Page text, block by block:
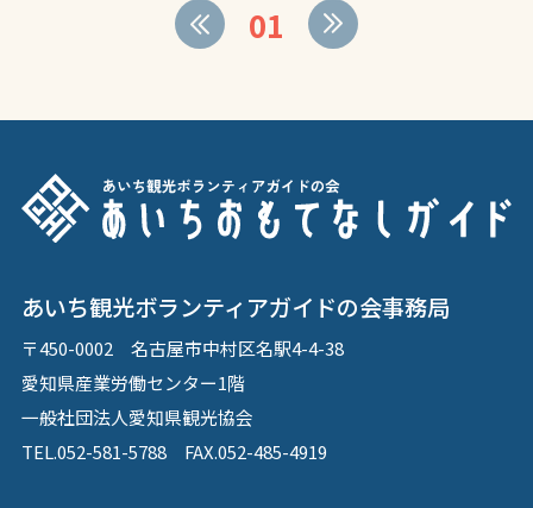
01
あいち観光ボランティアガイドの会事務局
〒450-0002 名古屋市中村区名駅4-4-38
愛知県産業労働センター1階
一般社団法人愛知県観光協会
TEL.052-581-5788 FAX.052-485-4919